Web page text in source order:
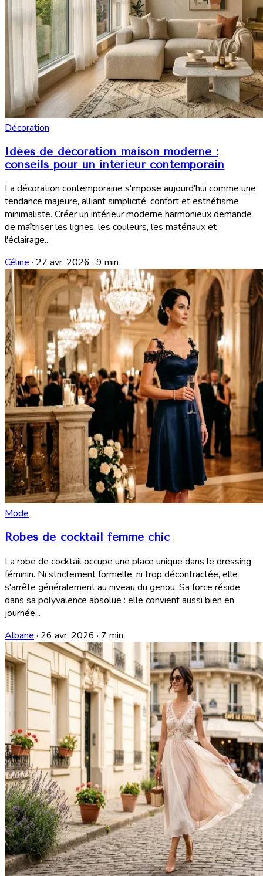
Décoration
Idées de décoration maison moderne :
conseils pour un intérieur contemporain
La décoration contemporaine s'impose aujourd'hui comme une
tendance majeure, alliant simplicité, confort et esthétisme
minimaliste. Créer un intérieur moderne harmonieux demande
de maîtriser les lignes, les couleurs, les matériaux et
l'éclairage...
Céline· 27 avr. 2026 · 9 min
Mode
Robes de cocktail femme chic
La robe de cocktail occupe une place unique dans le dressing
féminin. Ni strictement formelle, ni trop décontractée, elle
s'arrête généralement au niveau du genou. Sa force réside
dans sa polyvalence absolue : elle convient aussi bien en
journée...
Albane · 26 avr. 2026 · 7 min